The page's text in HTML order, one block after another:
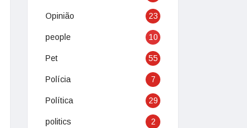
Opinião 23
people 10
Pet 55
Polícia 7
Política 29
politics 2